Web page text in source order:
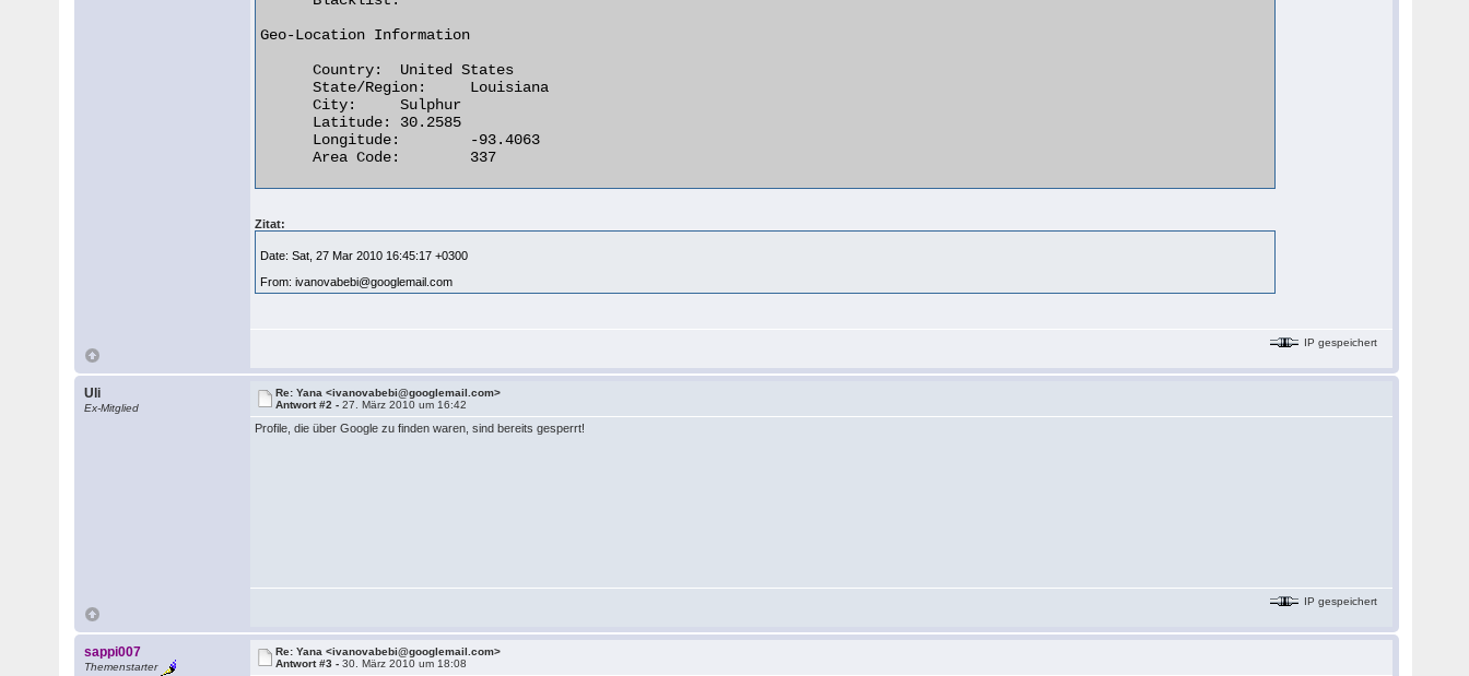
Geo-Location Information
      Country:	United States
      State/Region:	Louisiana
      City:	Sulphur
      Latitude:	30.2585
      Longitude:	-93.4063
      Area Code:	337
Zitat:
Date: Sat, 27 Mar 2010 16:45:17 +0300
From: ivanovabebi@googlemail.com
IP gespeichert
Uli
Ex-Mitglied
Re: Yana <ivanovabebi@googlemail.com>
Antwort #2 -27. März 2010 um 16:42
Profile, die über Google zu finden waren, sind bereits gesperrt!
IP gespeichert
sappi007
Themenstarter
Re: Yana <ivanovabebi@googlemail.com>
Antwort #3 -30. März 2010 um 18:08